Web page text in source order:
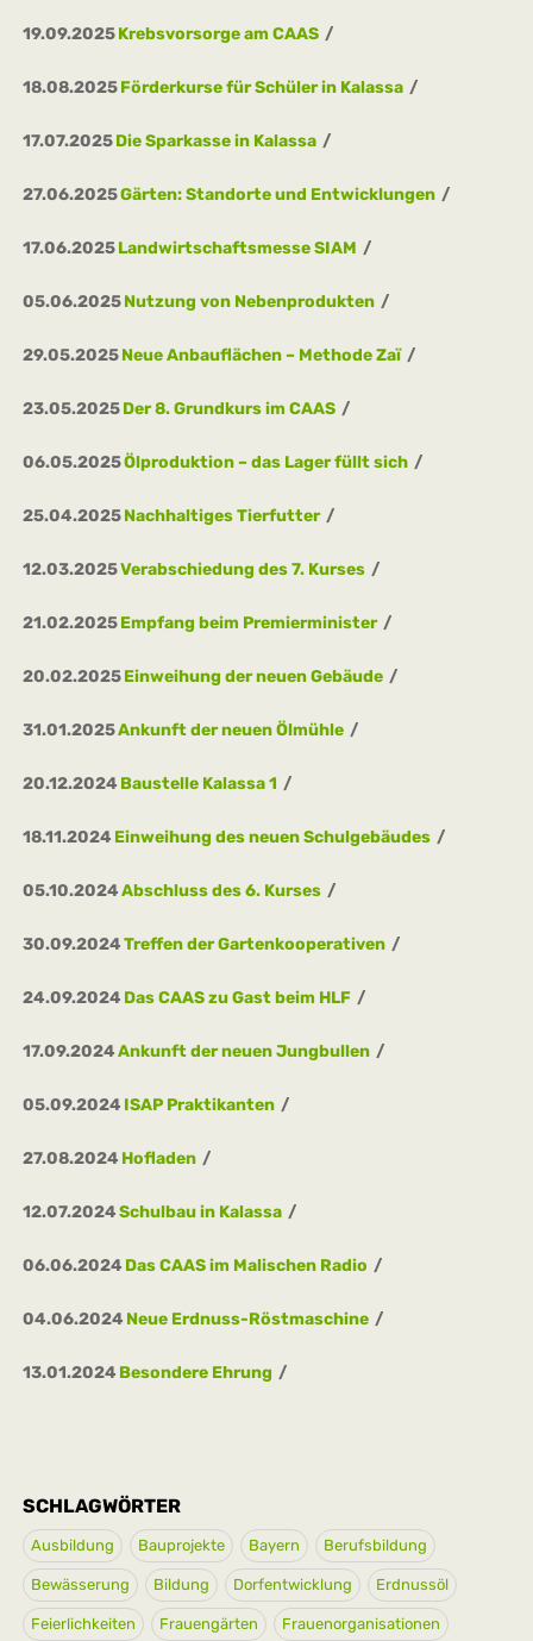
19.09.2025Krebsvorsorge am CAAS
18.08.2025Förderkurse für Schüler in Kalassa
17.07.2025Die Sparkasse in Kalassa
27.06.2025Gärten: Standorte und Entwicklungen
17.06.2025Landwirtschaftsmesse SIAM
05.06.2025Nutzung von Nebenprodukten
29.05.2025Neue Anbauflächen – Methode Zaï
23.05.2025Der 8. Grundkurs im CAAS
06.05.2025Ölproduktion – das Lager füllt sich
25.04.2025Nachhaltiges Tierfutter
12.03.2025Verabschiedung des 7. Kurses
21.02.2025Empfang beim Premierminister
20.02.2025Einweihung der neuen Gebäude
31.01.2025Ankunft der neuen Ölmühle
20.12.2024 Baustelle Kalassa 1
18.11.2024 Einweihung des neuen Schulgebäudes
05.10.2024Abschluss des 6. Kurses
30.09.2024Treffen der Gartenkooperativen
24.09.2024 Das CAAS zu Gast beim HLF
17.09.2024Ankunft der neuen Jungbullen
05.09.2024 ISAP Praktikanten
27.08.2024 Hofladen
12.07.2024Schulbau in Kalassa
06.06.2024 Das CAAS im Malischen Radio
04.06.2024 Neue Erdnuss-Röstmaschine
13.01.2024 Besondere Ehrung
SCHLAGWÖRTER
Ausbildung Bauprojekte Bayern Berufsbildung
Bewässerung Bildung Dorfentwicklung Erdnussöl
Feierlichkeiten Frauengärten Frauenorganisationen